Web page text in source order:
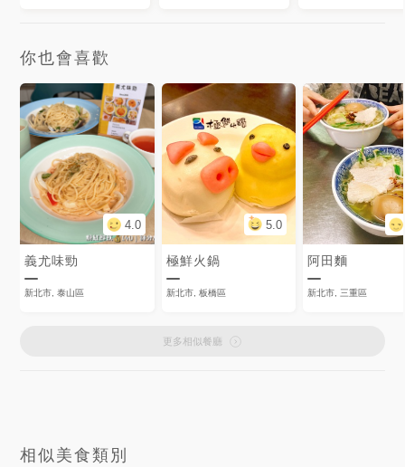
你也會喜歡
4.0
義尤味勁
新北市, 泰山區
5.0
極鮮火鍋
新北市, 板橋區
阿田麵
新北市, 三重區
更多相似餐廳
相似美食類別